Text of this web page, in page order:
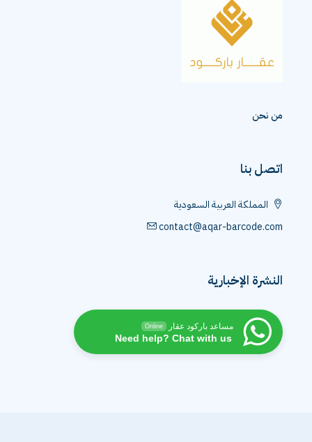
من نحن
اتصل بنا
المملكة العربية السعودية
contact@aqar-barcode.com
النشرة الإخبارية
مساعد باركود عقار Online
Need help? Chat with us